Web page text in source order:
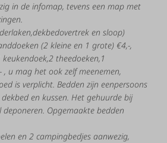
in de infomap, tevens een map met
en sloop)
(2 kleine en 1 grote) €4,-,
theedoeken,1
, u mag het ook zelf meenemen,
is verplicht. Bedden zijn eenpersoons
dekbed en kussen. Het gehuurde bij
deponeren. Opgemaakte bedden
en 2campingbedjes aanwezig,